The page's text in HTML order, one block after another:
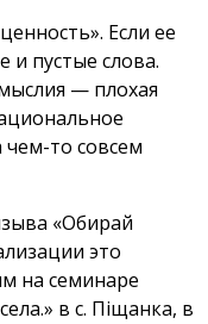
Если ее
пустые слова.
— плохая
то совсем
«Обирай
это
на семинаре
в с. Піщанка, в